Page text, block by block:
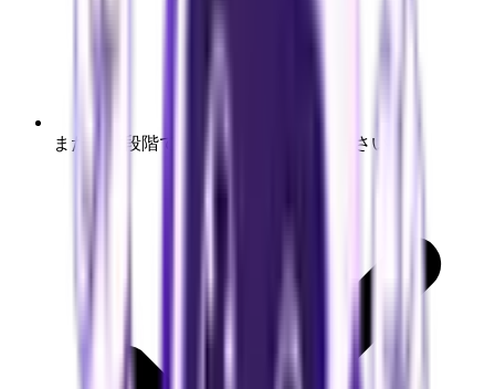
まだ検討段階でもお気軽にご相談ください。